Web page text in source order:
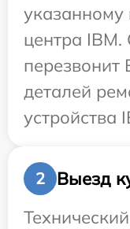
указанному
центра IBM.
перезвонит
деталей
устройства
2
Выезд